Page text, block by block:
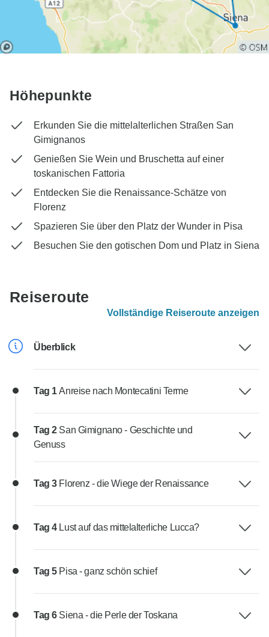
Höhepunkte
Erkunden Sie die mittelalterlichen Straßen San
Gimignanos
Genießen Sie Wein und Bruschetta auf einer
toskanischen Fattoria
Entdecken Sie die Renaissance-Schätze von
Florenz
Spazieren Sie über den Platz der Wunder in Pisa
Besuchen Sie den gotischen Dom und Platz in Siena
Reiseroute
Vollständige Reiseroute anzeigen
Überblick
Tag 1Anreise nach Montecatini Terme
Tag 2 San Gimignano - Geschichte und
Genuss
Tag 3 Florenz - die Wiege der Renaissance
Tag 4 Lust auf das mittelalterliche Lucca?
Tag 5 Pisa - ganz schön schief
Tag 6 Siena - die Perle der Toskana